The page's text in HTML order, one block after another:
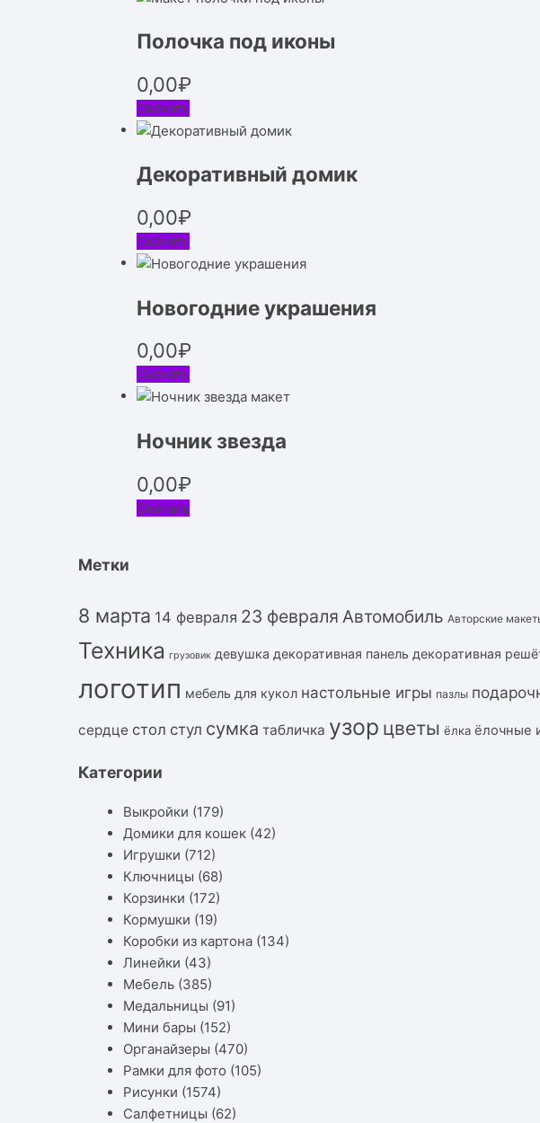
Полочка под иконы
0,00₽
Скачать
Декоративный домик
0,00₽
Скачать
Новогодние украшения
0,00₽
Скачать
Ночник звезда
0,00₽
Скачать
Метки
8 марта 14 февраля 23 февраля Автомобиль Авторские
Техника грузовик девушка декоративная панель декоративная
логотип мебель для кукол настольные игры пазлы
сердце стол стул сумка табличка узор цветы ёлка ёлочные
Категории
Выкройки (179)
Домики для кошек (42)
Игрушки (712)
Ключницы (68)
Корзинки (172)
Кормушки (19)
Коробки из картона (134)
Линейки (43)
Мебель (385)
Медальницы (91)
Мини бары (152)
Органайзеры (470)
Рамки для фото (105)
Рисунки (1574)
Салфетницы (62)